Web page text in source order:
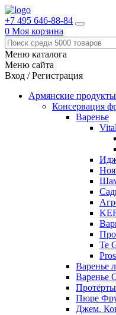
+7 495 646-88-84
0 Моя корзина
Меню каталога
Меню сайта
Вход / Регистрация
Армянские продукты
Консервация
Варенье
Vital
Te
Варенье
Варенье
Пюре
Джем.